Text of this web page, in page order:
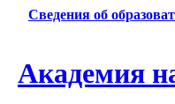
Сведения об
Академия